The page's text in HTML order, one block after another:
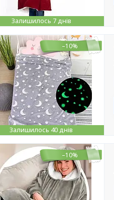
Залишилось 7 днів
–10%
Залишилось 40 днів
–10%